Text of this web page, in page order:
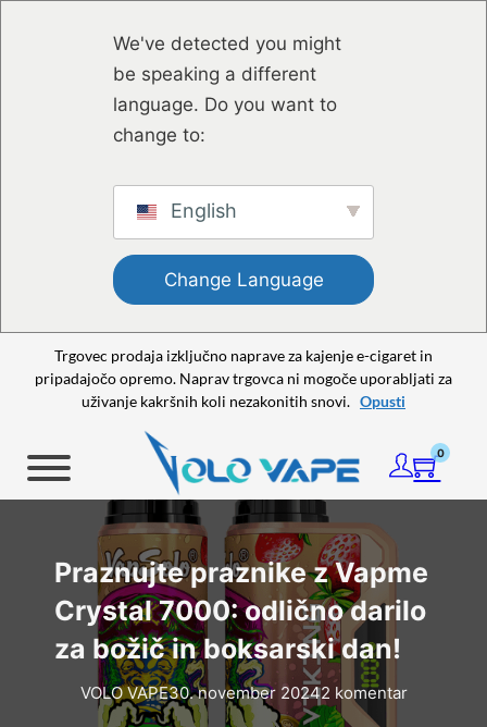
We've detected you might
be speaking a different
language. Do you want to
change to:
English
Change Language
Trgovec prodaja izključno naprave za kajenje e-cigaret in
pripadajočo opremo. Naprav trgovca ni mogoče uporabljati za
uživanje kakršnih koli nezakonitih snovi. Opusti
0
Praznujte praznike z Vapme
Crystal 7000: odlično darilo
za božič in boksarski dan!
VOLO VAPE30. november 20242 komentar